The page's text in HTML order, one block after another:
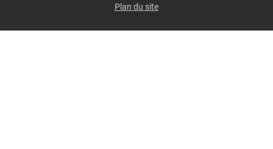
Plan du site